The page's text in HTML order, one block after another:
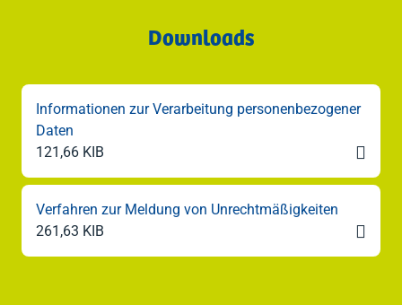
Downloads
Informationen zur Verarbeitung personenbezogener
Daten
121,66 KIB

Verfahren zur Meldung von Unrechtmäßigkeiten
261,63 KIB
